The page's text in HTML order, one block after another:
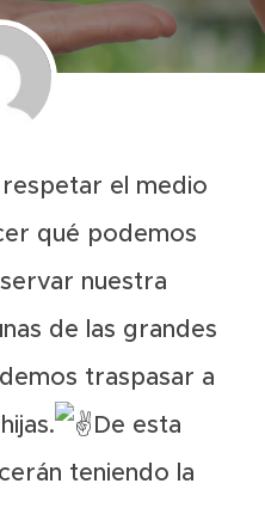
el medio
qué podemos
nuestra
de las grandes
traspasar a
De esta
teniendo la